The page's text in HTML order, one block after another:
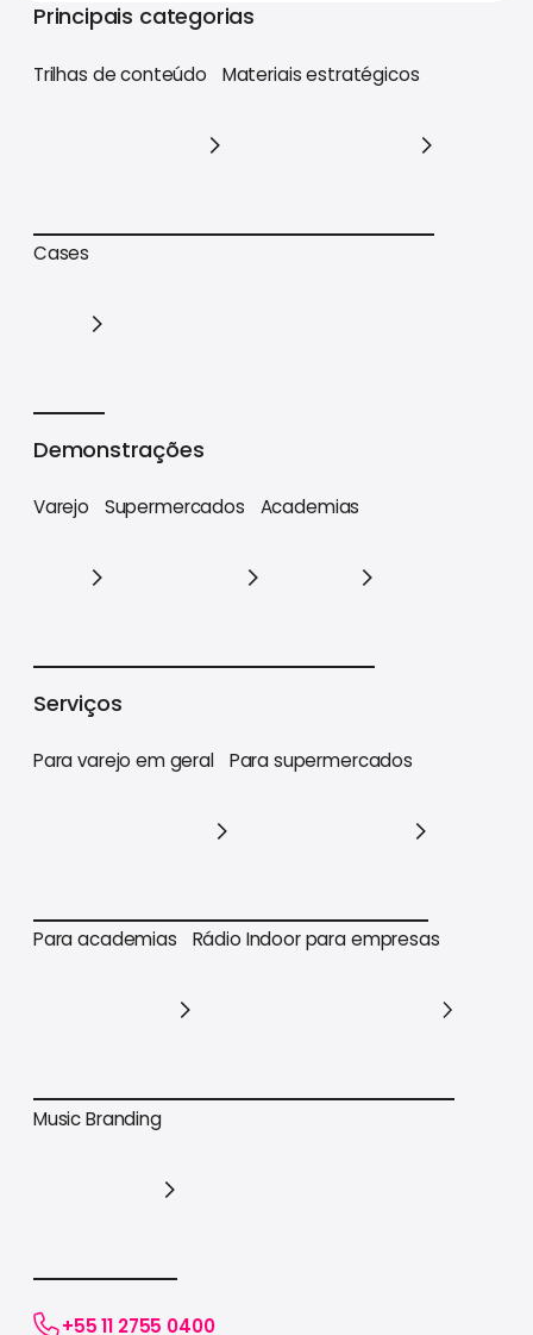
Principais categorias
Trilhas de conteúdo
Trilhas de conteúdo
Materiais estratégicos
Cases
Demonstrações
Varejo Supermercados Academias
Serviços
Para varejo em geral
Para varejo em geral
Para supermercados
Para supermercados
Para academias
Para academias
Rádio Indoor para empresas
Music Branding
+55 11 2755 0400